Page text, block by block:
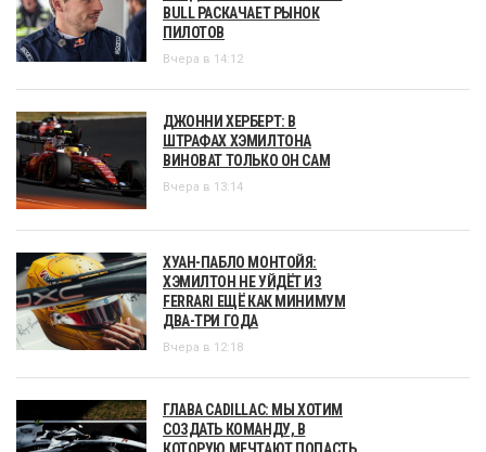
BULL РАСКАЧАЕТ РЫНОК
ПИЛОТОВ
Вчера в 14:12
ДЖОННИ ХЕРБЕРТ: В
ШТРАФАХ ХЭМИЛТОНА
ВИНОВАТ ТОЛЬКО ОН САМ
Вчера в 13:14
ХУАН-ПАБЛО МОНТОЙЯ:
ХЭМИЛТОН НЕ УЙДЁТ ИЗ
FERRARI ЕЩЁ КАК МИНИМУМ
ДВА-ТРИ ГОДА
Вчера в 12:18
ГЛАВА CADILLAC: МЫ ХОТИМ
СОЗДАТЬ КОМАНДУ, В